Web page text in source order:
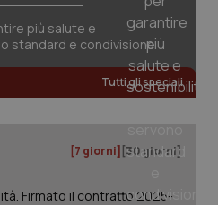
più salute e
standard e condivisione
Tutti gli speciali
[7 giorni] [30 giorni]
Firmato il contratto 2025-
a rendere fruibile il
di base quali la
e l'accesso alle aree
non è in grado di
senza questi cookie.
Dominio